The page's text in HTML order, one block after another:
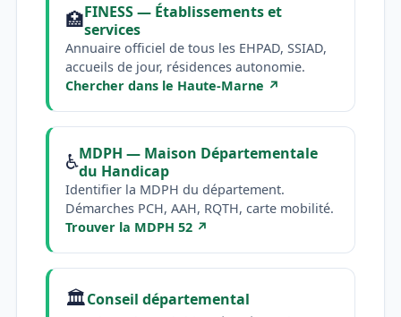
🏥FINESS — Établissements et
services
Annuaire officiel de tous les EHPAD, SSIAD,
accueils de jour, résidences autonomie.
Chercher dans le Haute-Marne ↗
♿MDPH — Maison Départementale
du Handicap
Identifier la MDPH du département.
Démarches PCH, AAH, RQTH, carte mobilité.
Trouver la MDPH 52 ↗
🏛️Conseil départemental